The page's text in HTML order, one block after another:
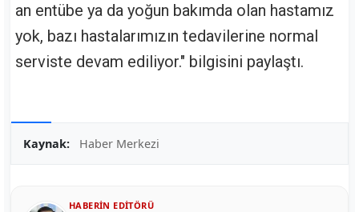
an entübe ya da yoğun bakımda olan hastamız
yok, bazı hastalarımızın tedavilerine normal
serviste devam ediliyor." bilgisini paylaştı.
Kaynak: Haber Merkezi
HABERIN EDITÖRÜ